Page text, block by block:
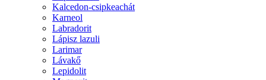
Kalcedon-csipkeachát
Karneol
Labradorit
Lápisz lazuli
Larimar
Lávakő
Lepidolit